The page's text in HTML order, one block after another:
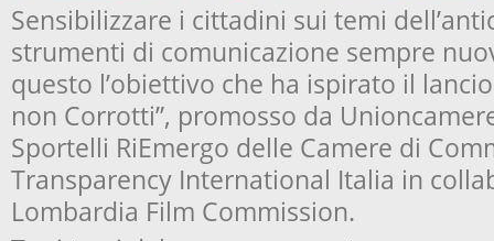
Sensibilizzare i cittadini sui temi
strumenti di comunicazione sempre
questo l’obiettivo che ha ispirato il
non Corrotti”, promosso da
Sportelli RiEmergo delle Camere di
Transparency International Italia in
Lombardia Film Commission.